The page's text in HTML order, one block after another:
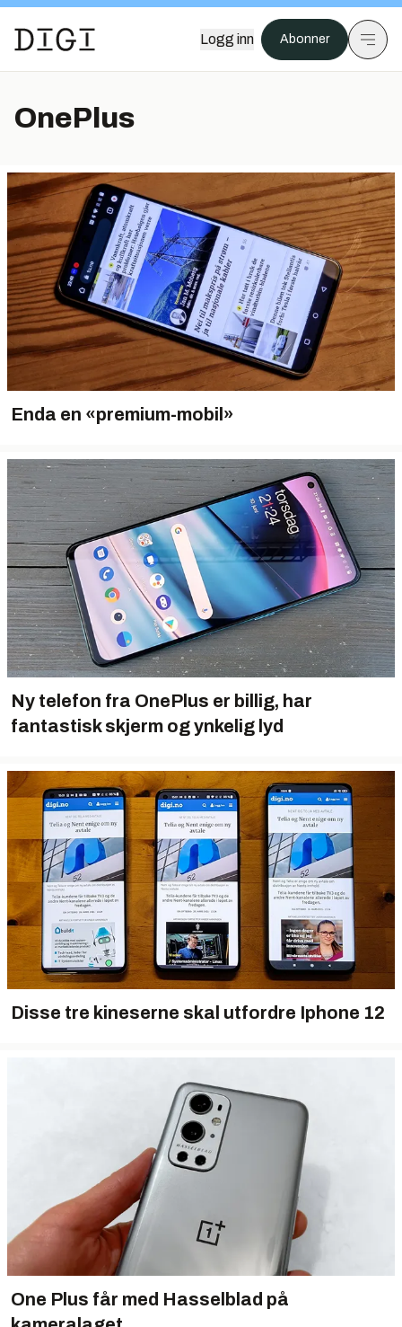
Logg inn Abonner
OnePlus
Enda en «premium-mobil»
Ny telefon fra OnePlus er billig, har
fantastisk skjerm og ynkelig lyd
Disse tre kineserne skal utfordre Iphone 12
One Plus får med Hasselblad på